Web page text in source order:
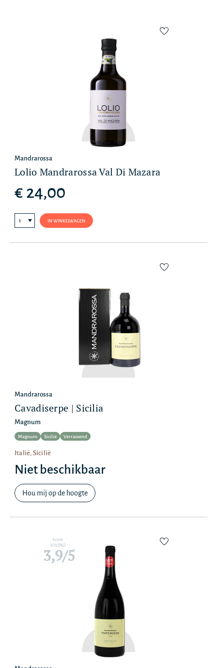
Mandrarossa
Lolio Mandrarossa Val Di Mazara
€ 24,00
IN WINKELWAGEN
Mandrarossa
Cavadiserpe | Sicilia
Magnum
Magnum Sicilië Verrassend
Italië, Sicilië
Niet beschikbaar
Hou mij op de hoogte
Score
VIVINO
3,9/5